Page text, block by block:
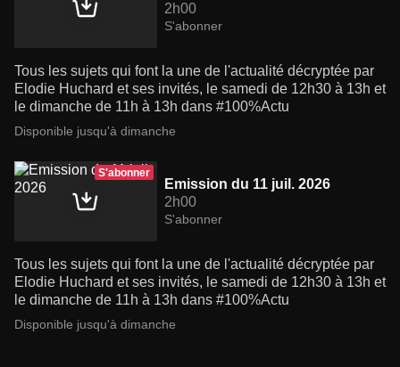
2h00
S'abonner
Tous les sujets qui font la une de l'actualité décryptée par
Elodie Huchard et ses invités, le samedi de 12h30 à 13h et
le dimanche de 11h à 13h dans #100%Actu
Disponible jusqu'à dimanche
S'abonner
Emission du 11 juil. 2026
2h00
S'abonner
Tous les sujets qui font la une de l'actualité décryptée par
Elodie Huchard et ses invités, le samedi de 12h30 à 13h et
le dimanche de 11h à 13h dans #100%Actu
Disponible jusqu'à dimanche